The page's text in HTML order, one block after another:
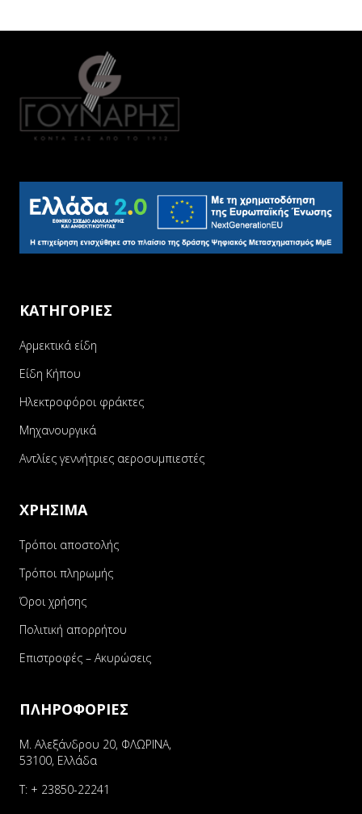
ΚΑΤΗΓΟΡΙΕΣ
Αρμεκτικά είδη
Είδη Κήπου
Ηλεκτροφόροι φράκτες
Μηχανουργικά
Αντλίες γεννήτριες αεροσυμπιεστές
ΧΡΗΣΙΜΑ
Τρόποι αποστολής
Τρόποι πληρωμής
Όροι χρήσης
Πολιτική απορρήτου
Επιστροφές – Ακυρώσεις
ΠΛΗΡΟΦΟΡΙΕΣ
Μ. Αλεξάνδρου 20, ΦΛΩΡΙΝΑ,
53100, Ελλάδα
Τ: + 23850-22241